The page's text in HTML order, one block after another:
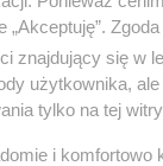
znajdujący się w
użytkownika,
tylko na tej
i